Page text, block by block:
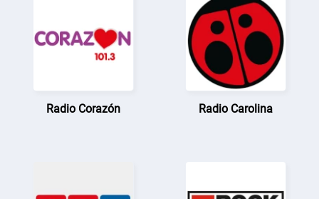
Radio Corazón Radio Carolina